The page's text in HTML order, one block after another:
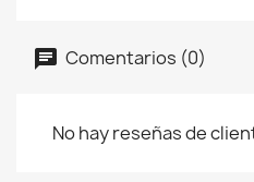
Comentarios (0)
No hay reseñas de